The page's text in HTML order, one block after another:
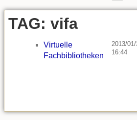
TAG: vifa
Virtuelle
Fachbibliotheken
2013/
16:44